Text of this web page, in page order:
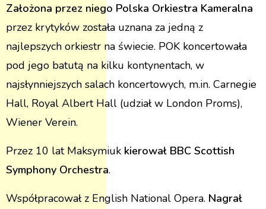
Założona przez niego Polska Orkiestra Kameralna
przez krytyków została uznana za jedną z
najlepszych orkiestr na świecie. POK koncertowała
pod jego batutą na kilku kontynentach, w
najsłynniejszych salach koncertowych, m.in. Carnegie
Hall, Royal Albert Hall (udział w London Proms),
Wiener Verein.
Przez 10 lat Maksymiuk kierował BBC Scottish
Symphony Orchestra.
Współpracował z English National Opera. Nagrał